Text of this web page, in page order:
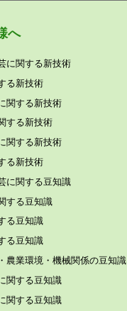
へ
に関する新技術
る新技術
関する新技術
する新技術
関する新技術
る新技術
に関する⾖知識
する⾖知識
る⾖知識
る⾖知識
農業環境・機械関係の⾖知識
関する⾖知識
関する⾖知識